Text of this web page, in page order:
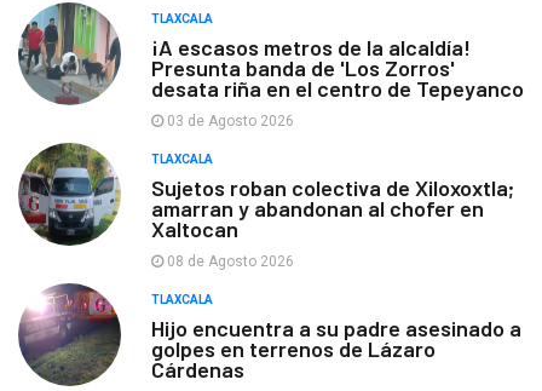
TLAXCALA
¡A escasos metros de la alcaldía!
Presunta banda de 'Los Zorros'
desata riña en el centro de Tepeyanco
03 de Agosto 2026
TLAXCALA
Sujetos roban colectiva de Xiloxoxtla;
amarran y abandonan al chofer en
Xaltocan
08 de Agosto 2026
TLAXCALA
Hijo encuentra a su padre asesinado a
golpes en terrenos de Lázaro
Cárdenas